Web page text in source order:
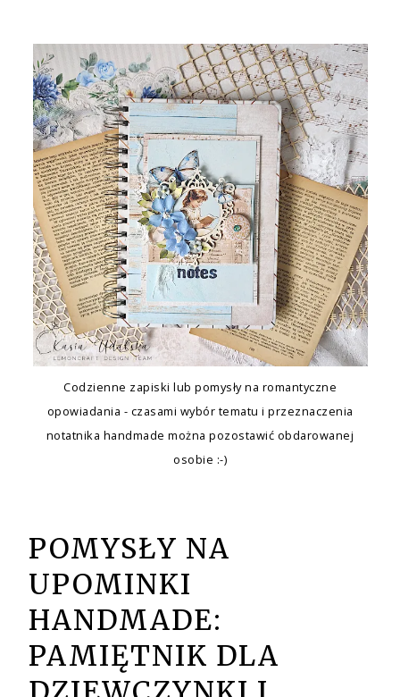
Codzienne zapiski lub pomysły na romantyczne
opowiadania - czasami wybór tematu i przeznaczenia
notatnika handmade można pozostawić obdarowanej
osobie :-)
POMYSŁY NA
UPOMINKI
HANDMADE:
PAMIĘTNIK DLA